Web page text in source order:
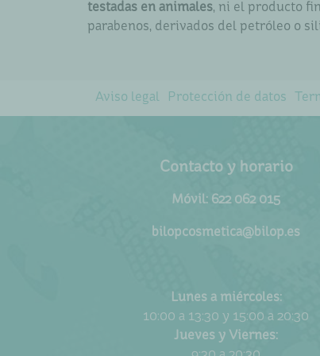
testadas en animales, ni el producto
parabenos, derivados del petróleo o
Aviso legal Protección de datos
Contacto y horario
Móvil: 622 062 015
bilopcosmetica@bilop.es
Lunes a miércoles:
10:00 a 13:30 y 15:00 a 20:30
Jueves y Viernes: